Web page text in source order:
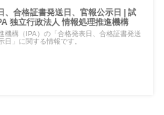
、合格証書発送日、官報公示日 | 試
独立行政法人 情報処理推進機構
機構（IPA）の「合格発表日、合格証書発送
日」に関する情報です。